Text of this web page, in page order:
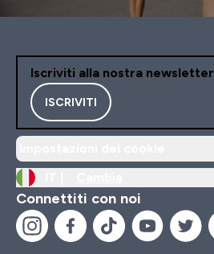
Iscriviti alla nostra newsletter
ISCRIVITI
Connettiti con noi